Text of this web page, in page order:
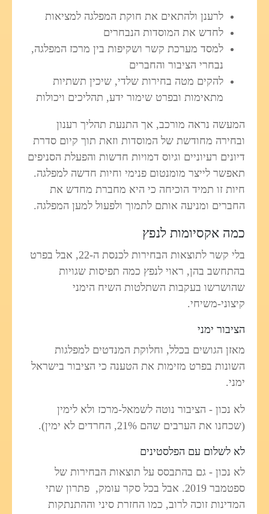
לרענן ולהתאים את חוקת המפלגה למציאות
לחדש את המוסדות הנבחרים
למסד מערכת קשר ושקיפות בין מרכז המפלגה,
נבחרי הציבור והחברים
להקים מטה בחירות שלדי, שיכין תשתיות
מתאימות ובפרט שימור ידע, תהליכים ויכולות
המעשה נראה מורכב, אך התנעת תהליך רענון
ובחירה מחודשת של המוסדות וזאת תוך קיום סדרת
דיונים רעיוניים וגיוס דמויות חדשות והפעלת הסניפים
תאפשר לייצר מומנטום פנימי וחיות חדשה למפלגה.
חיות זו תמיד הוכיחה כי היא מחברת מחדש את
החברים ומניעה אותם לתמוך ולפעול למען המפלגה.
כמה אקסיומות לנפץ
בלי קשר לתוצאות הבחירות לכנסת ה-22, אבל בפרט
בהתחשב בהן, ראוי לנפץ כמה תפיסות שגויות
שהושרשו בעקבות השתלטות השיח הימני
קיצוני-משיחי.
הציבור ימני
מאזן הגושים בכלל, וחלוקת המנדטים למפלגות
השונות בפרט מזימות את הטענה כי הציבור בישראל
ימני.
לא נכון - הציבור נוטה לשמאל-מרכז ולא לימין
(שכחנו את הערבים שהם 21%, החרדים לא ימין).
לא לשלום עם הפלסטינים
לא נכון - גם בהתבסס על תוצאות הבחירות של
ספטמבר 2019. אבל בכל סקר עומק, פתרון שתי
המדינות זוכה לרוב, כמו החזרת סיני וההתנתקות